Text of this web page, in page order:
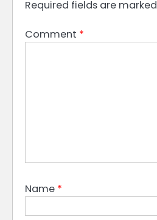
Required fields are marked
Comment *
Name *